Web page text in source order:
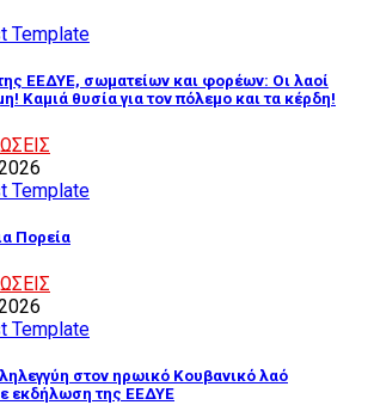
ΕΕΔΥΕ, σωματείων και φορέων: Οι λαοί
Καμιά θυσία για τον πόλεμο και τα κέρδη!
Πορεία
στον ηρωικό Κουβανικό λαό
εκδήλωση της ΕΕΔΥΕ